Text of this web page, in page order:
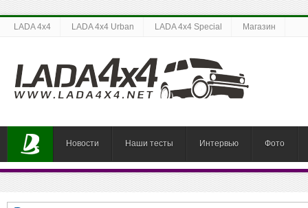
LADA 4x4 LADA 4x4 Urban LADA 4x4 Special Магазин
Новости Наши тесты Интервью Фото